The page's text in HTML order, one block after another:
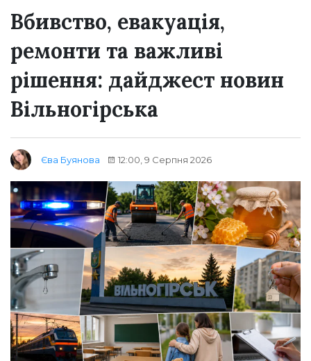
Вбивство, евакуація,
ремонти та важливі
рішення: дайджест новин
Вільногірська
Єва Буянова 12:00, 9 Серпня 2026